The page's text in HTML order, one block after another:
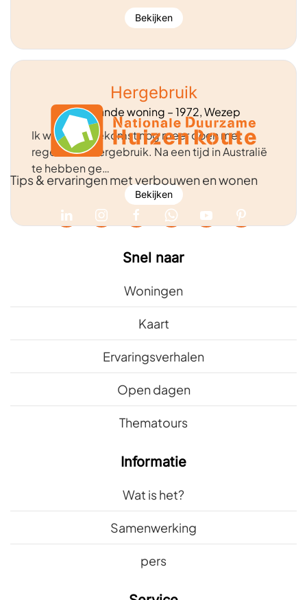
Bekijken
Hergebruik
Vrijstaande woning – 1972, Wezep
Ik wil in de toekomst nog meer doen met
regenwaterhergebruik. Na een tijd in Australië
te hebben ge…
Bekijken
Tips & ervaringen met verbouwen en wonen
Snel naar
Woningen
Kaart
Ervaringsverhalen
Open dagen
Thematours
Informatie
Wat is het?
Samenwerking
pers